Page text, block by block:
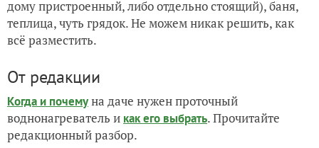
дому пристроенный, либо отдельно стоящий), баня,
теплица, чуть грядок. Не можем никак решить, как
всё разместить.
От редакции
Когда и почемуна даче нужен проточный
воднонагреватель и как его выбрать. Прочитайте
редакционный разбор.